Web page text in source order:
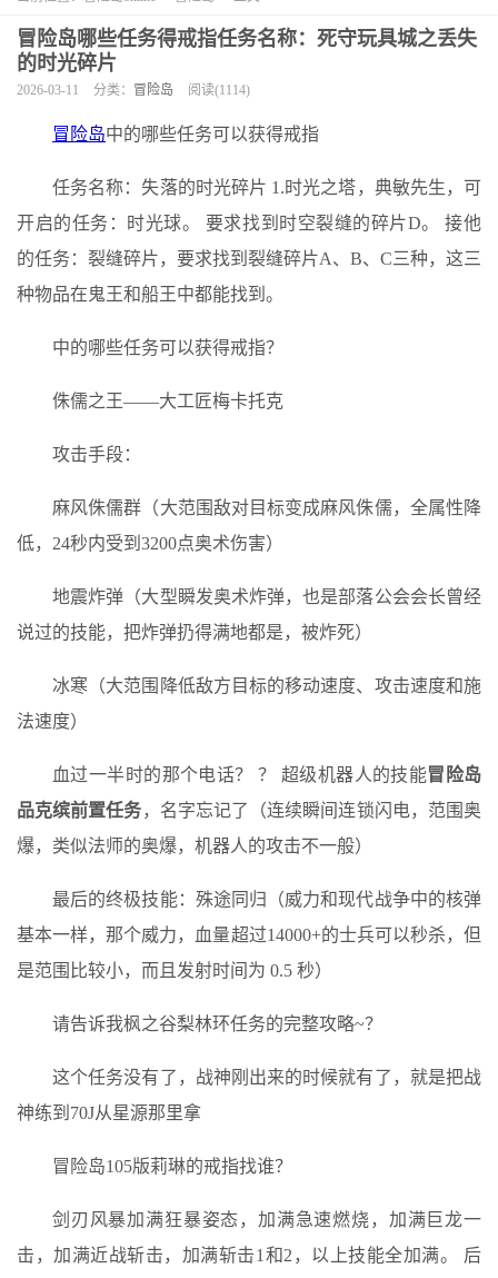
冒险岛哪些任务得戒指任务名称：死守玩具城之丢失
的时光碎片
2026-03-11 分类： 冒险岛 阅读(1114)
冒险岛中的哪些任务可以获得戒指
任务名称：失落的时光碎片 1.时光之塔，典敏先生，可
开启的任务：时光球。 要求找到时空裂缝的碎片D。 接他
的任务：裂缝碎片，要求找到裂缝碎片A、B、C三种，这三
种物品在鬼王和船王中都能找到。
中的哪些任务可以获得戒指？
侏儒之王——大工匠梅卡托克
攻击手段：
麻风侏儒群（大范围敌对目标变成麻风侏儒，全属性降
低，24秒内受到3200点奥术伤害）
地震炸弹（大型瞬发奥术炸弹，也是部落公会会长曾经
说过的技能，把炸弹扔得满地都是，被炸死）
冰寒（大范围降低敌方目标的移动速度、攻击速度和施
法速度）
血过一半时的那个电话？ ？ 超级机器人的技能冒险岛
品克缤前置任务，名字忘记了（连续瞬间连锁闪电，范围奥
爆，类似法师的奥爆，机器人的攻击不一般）
最后的终极技能：殊途同归（威力和现代战争中的核弹
基本一样，那个威力，血量超过14000+的士兵可以秒杀，但
是范围比较小，而且发射时间为 0.5 秒）
请告诉我枫之谷梨林环任务的完整攻略~？
这个任务没有了，战神刚出来的时候就有了，就是把战
神练到70J从星源那里拿
冒险岛105版莉琳的戒指找谁？
剑刃风暴加满狂暴姿态，加满急速燃烧，加满巨龙一
击，加满近战斩击，加满斩击1和2，以上技能全加满。 后